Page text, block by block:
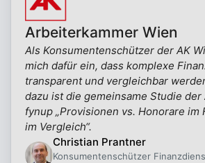
Arbeiterkammer Wien
Als Konsumentenschützer der AK
mich dafür ein, dass komplexe
transparent und vergleichbar
dazu ist die gemeinsame Studie der
fynup „Provisionen vs. Honorare im
im Vergleich“.
Christian Prantner
Konsumentenschützer